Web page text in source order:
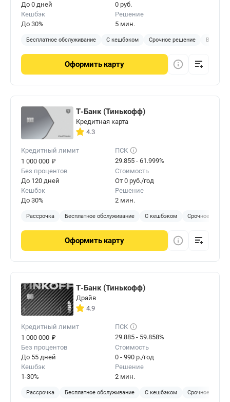
До 0 дней
0 руб.
Кешбэк
До 30%
Решение
5 мин.
Бесплатное обслуживание С кешбэком Срочное решение
Оформить карту
Т-Банк (Тинькофф)
Кредитная карта
4.3
Кредитный лимит
1 000 000 ₽
ПСК
29.855 - 61.999%
Без процентов
До 120 дней
Стоимость
От 0 руб./год
Кешбэк
До 30%
Решение
2 мин.
Рассрочка Бесплатное обслуживание С кешбэком Срочное
Оформить карту
Т-Банк (Тинькофф)
Драйв
4.9
Кредитный лимит
1 000 000 ₽
ПСК
29.885 - 59.858%
Без процентов
До 55 дней
Стоимость
0 - 990 р./год
Кешбэк
1-30%
Решение
2 мин.
Рассрочка Бесплатное обслуживание С кешбэком Срочное